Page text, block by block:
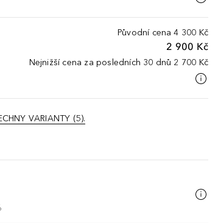
Původní cena 4 300 Kč
2 900 Kč
Nejnižší cena za posledních 30 dnů 2 700 Kč
VARIANTY (5).